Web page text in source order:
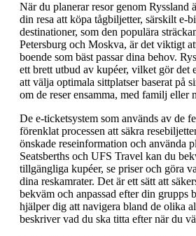
När du planerar resor genom Ryssland
din resa att köpa tågbiljetter, särskilt e-
destinationer, som den populära
Petersburg och Moskva, är det viktigt
boende som bäst passar dina behov.
ett brett utbud av kupéer, vilket gör det
att välja optimala sittplatser baserat på
om de reser ensamma, med familj eller
De e-ticketsystem som används av de
förenklat processen att säkra
önskade reseinformation och använda
Seatsberths och UFS Travel kan du
tillgängliga kupéer, se priser och göra
dina reskamrater. Det är ett sätt att
bekväm och anpassad efter din grupps
hjälper dig att navigera bland de olika
beskriver vad du ska titta efter när du